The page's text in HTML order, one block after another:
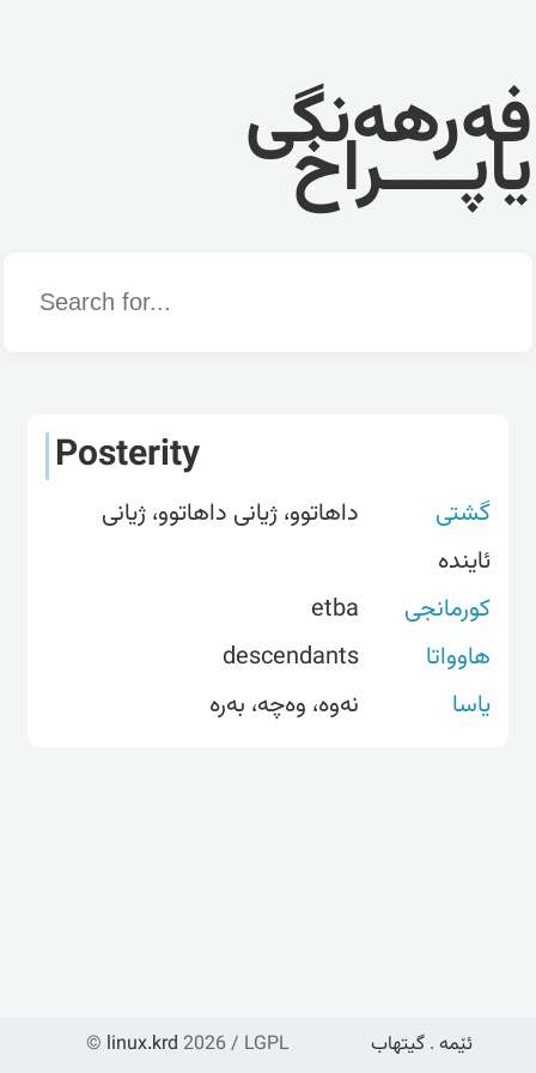
فەرهەنگی
یاپــــراخ
Word
Posterity
گشتی
داهاتوو، ژیانی داهاتوو، ژیانی
ئایندە
کورمانجی
etba
هاوواتا
descendants
یاسا
نەوە، وەچە، بەرە
© linux.krd 2026 / LGPL ئێمە . گیتهاب